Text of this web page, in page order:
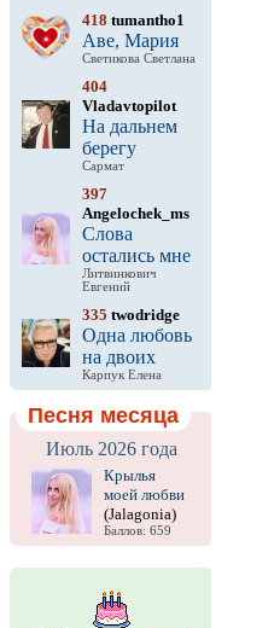
418 tumantho1
Аве, Мария
Светикова Светлана
404
Vladavtopilot
На дальнем
берегу
Сармат
397
Angelochek_ms
Слова
остались мне
Литвинкович
Евгений
335 twodridge
Одна любовь
на двоих
Карпук Елена
Песня месяца
Июль 2026 года
Крылья
моей любви
(Jalagonia)
Баллов: 659